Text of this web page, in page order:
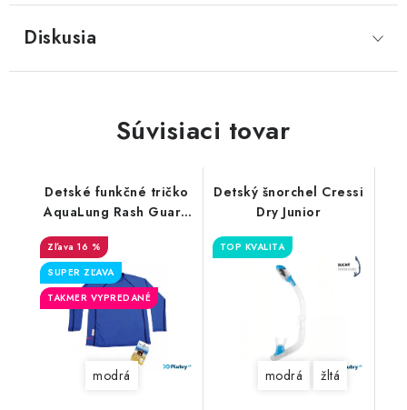
Diskusia
Súvisiaci tovar
Detské funkčné tričko
AquaLung Rash Guard
Kids LS
16 %
SUPER ZĽAVA
TAKMER VYPREDANÉ
modrá
Detský šnorchel Cressi
Dry Junior
TOP KVALITA
modrá žltá